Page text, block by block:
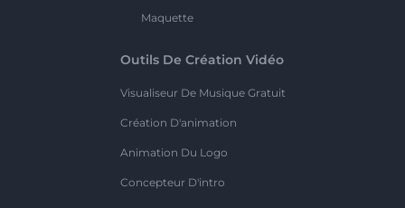
Maquette
Outils De Création Vidéo
Visualiseur De Musique Gratuit
Création D'animation
Animation Du Logo
Concepteur D'intro